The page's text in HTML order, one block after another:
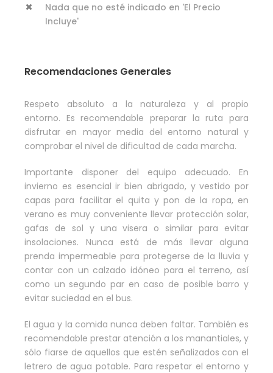
Nada que no esté indicado en 'El Precio
Incluye'
Recomendaciones Generales
Respeto absoluto a la naturaleza y al propio
entorno. Es recomendable preparar la ruta para
disfrutar en mayor media del entorno natural y
comprobar el nivel de dificultad de cada marcha.
Importante disponer del equipo adecuado. En
invierno es esencial ir bien abrigado, y vestido por
capas para facilitar el quita y pon de la ropa, en
verano es muy conveniente llevar protección solar,
gafas de sol y una visera o similar para evitar
insolaciones. Nunca está de más llevar alguna
prenda impermeable para protegerse de la lluvia y
contar con un calzado idóneo para el terreno, así
como un segundo par en caso de posible barro y
evitar suciedad en el bus.
El agua y la comida nunca deben faltar. También es
recomendable prestar atención a los manantiales, y
sólo fiarse de aquellos que estén señalizados con el
letrero de agua potable. Para respetar el entorno y